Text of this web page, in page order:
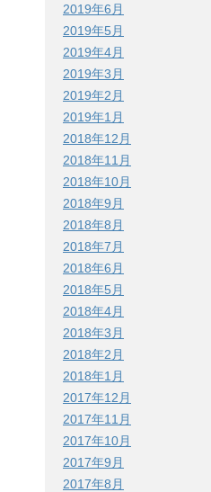
2019年6月
2019年5月
2019年4月
2019年3月
2019年2月
2019年1月
2018年12月
2018年11月
2018年10月
2018年9月
2018年8月
2018年7月
2018年6月
2018年5月
2018年4月
2018年3月
2018年2月
2018年1月
2017年12月
2017年11月
2017年10月
2017年9月
2017年8月